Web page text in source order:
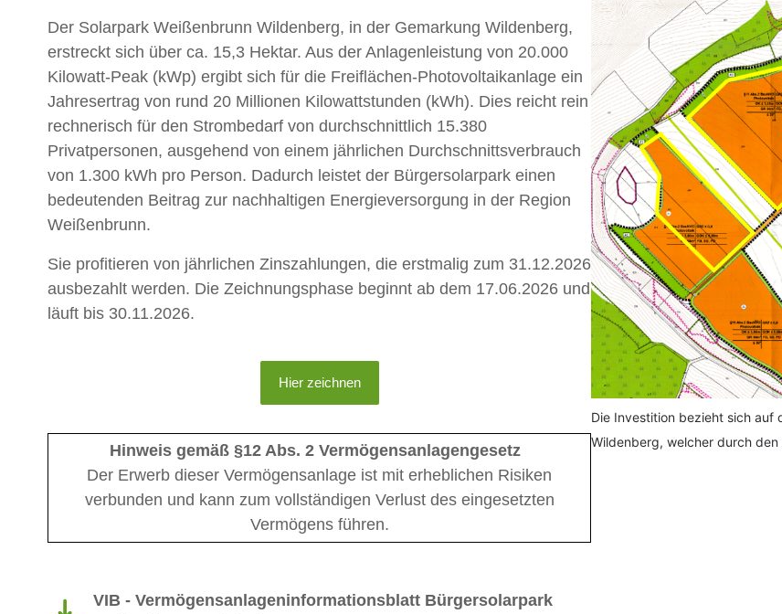
Der Solarpark Weißenbrunn Wildenberg, in der Gemarkung Wildenberg,
erstreckt sich über ca. 15,3 Hektar. Aus der Anlagenleistung von 20.000
Kilowatt-Peak (kWp) ergibt sich für die Freiflächen-Photovoltaikanlage ein
Jahresertrag von rund 20 Millionen Kilowattstunden (kWh). Dies reicht rein
rechnerisch für den Strombedarf von durchschnittlich 15.380
Privatpersonen, ausgehend von einem jährlichen Durchschnittsverbrauch
von 1.300 kWh pro Person. Dadurch leistet der Bürgersolarpark einen
bedeutenden Beitrag zur nachhaltigen Energieversorgung in der Region
Weißenbrunn.
Sie profitieren von jährlichen Zinszahlungen, die erstmalig zum 31.12.2026
ausbezahlt werden. Die Zeichnungsphase beginnt ab dem 17.06.2026 und
läuft bis 30.11.2026.
Hier zeichnen
Hinweis gemäß §12 Abs. 2 Vermögensanlagengesetz
Der Erwerb dieser Vermögensanlage ist mit erheblichen Risiken
verbunden und kann zum vollständigen Verlust des eingesetzten
Vermögens führen.
VIB - Vermögensanlageninformationsblatt Bürgersolarpark
Die Investition bezieht sich auf
Wildenberg, welcher durch